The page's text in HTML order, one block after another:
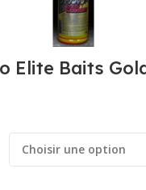
Elite Baits